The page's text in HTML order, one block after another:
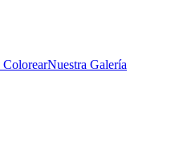
ColorearNuestra Galería